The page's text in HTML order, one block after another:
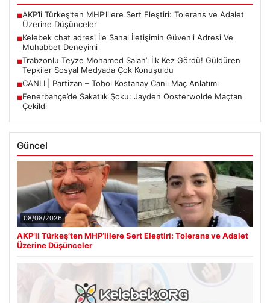
■AKP’li Türkeş’ten MHP’lilere Sert Eleştiri: Tolerans ve Adalet
Üzerine Düşünceler
■Kelebek chat adresi İle Sanal İletişimin Güvenli Adresi Ve
Muhabbet Deneyimi
■Trabzonlu Teyze Mohamed Salah’ı İlk Kez Gördü! Güldüren
Tepkiler Sosyal Medyada Çok Konuşuldu
■CANLI | Partizan – Tobol Kostanay Canlı Maç Anlatımı
■Fenerbahçe’de Sakatlık Şoku: Jayden Oosterwolde Maçtan
Çekildi
Güncel
08/08/2026
AKP’li Türkeş’ten MHP’lilere Sert Eleştiri: Tolerans ve Adalet
Üzerine Düşünceler